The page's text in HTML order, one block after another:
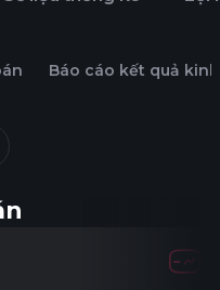
Báo cáo kết quả
196.78K